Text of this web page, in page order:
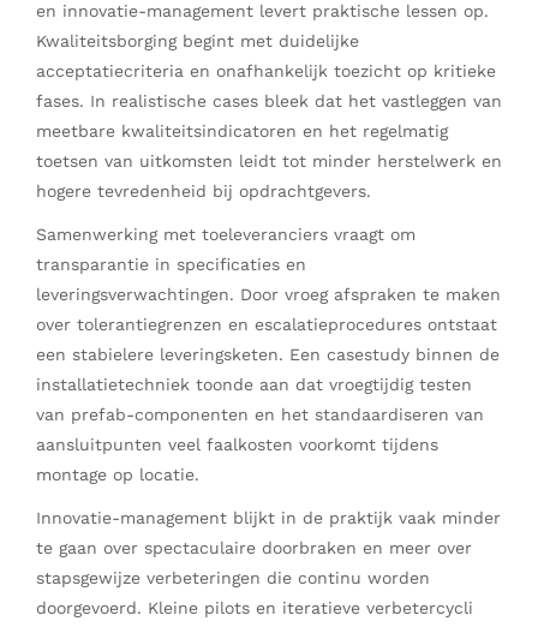
en innovatie-management levert praktische lessen op.
Kwaliteitsborging begint met duidelijke
acceptatiecriteria en onafhankelijk toezicht op kritieke
fases. In realistische cases bleek dat het vastleggen van
meetbare kwaliteitsindicatoren en het regelmatig
toetsen van uitkomsten leidt tot minder herstelwerk en
hogere tevredenheid bij opdrachtgevers.
Samenwerking met toeleveranciers vraagt om
transparantie in specificaties en
leveringsverwachtingen. Door vroeg afspraken te maken
over tolerantiegrenzen en escalatieprocedures ontstaat
een stabielere leveringsketen. Een casestudy binnen de
installatietechniek toonde aan dat vroegtijdig testen
van prefab-componenten en het standaardiseren van
aansluitpunten veel faalkosten voorkomt tijdens
montage op locatie.
Innovatie-management blijkt in de praktijk vaak minder
te gaan over spectaculaire doorbraken en meer over
stapsgewijze verbeteringen die continu worden
doorgevoerd. Kleine pilots en iteratieve verbetercycli